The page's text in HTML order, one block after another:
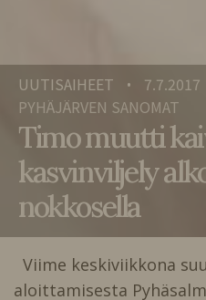
UUTISAIHEET • 7.7.2017
PYHÄJÄRVEN SANOMAT
Timo muutti
kasvinviljely
nokkosella
Viime keskiviikkona
aloittamisesta